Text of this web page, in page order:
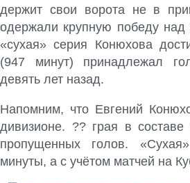
держит свои ворота не в
одержали крупную победу
«сухая» серия Конюхова
(947 минут) принадлежал
девять лет назад.
Напомним, что Евгений
дивизионе. ?? грая в
пропущенных голов.
минуты, а с учётом матчей на